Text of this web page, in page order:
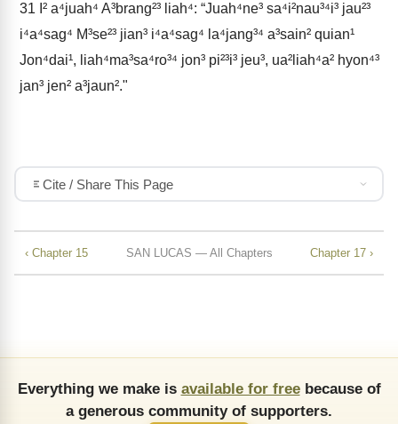
31 I² a⁴juah⁴ A³brang²³ liah⁴: “Juah⁴ne³ sa⁴i²nau³⁴i³ jau²³
i⁴a⁴sag⁴ M³se²³ jian³ i⁴a⁴sag⁴ la⁴jang³⁴ a³sain² quian¹
Jon⁴dai¹, liah⁴ma³sa⁴ro³⁴ jon³ pi²³i³ jeu³, ua²liah⁴a² hyon⁴³
jan³ jen² a³jaun²."
Cite / Share This Page
‹ Chapter 15 SAN LUCAS — All Chapters Chapter 17 ›
Everything we make is available for freebecause of
a generous community of supporters.